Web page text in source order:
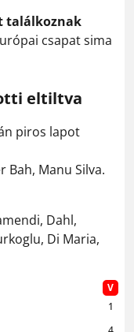
találkoznak
csapat sima
eltiltva
piros lapot
Bah, Manu Silva.
Dahl,
Di Maria,
V
1